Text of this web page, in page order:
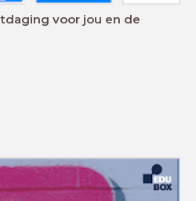
voor jou en de